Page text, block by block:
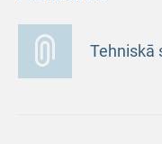
Tehniskā